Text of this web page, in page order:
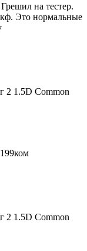
на тестер.
Это нормальные
2 1.5D Common
2 1.5D Common